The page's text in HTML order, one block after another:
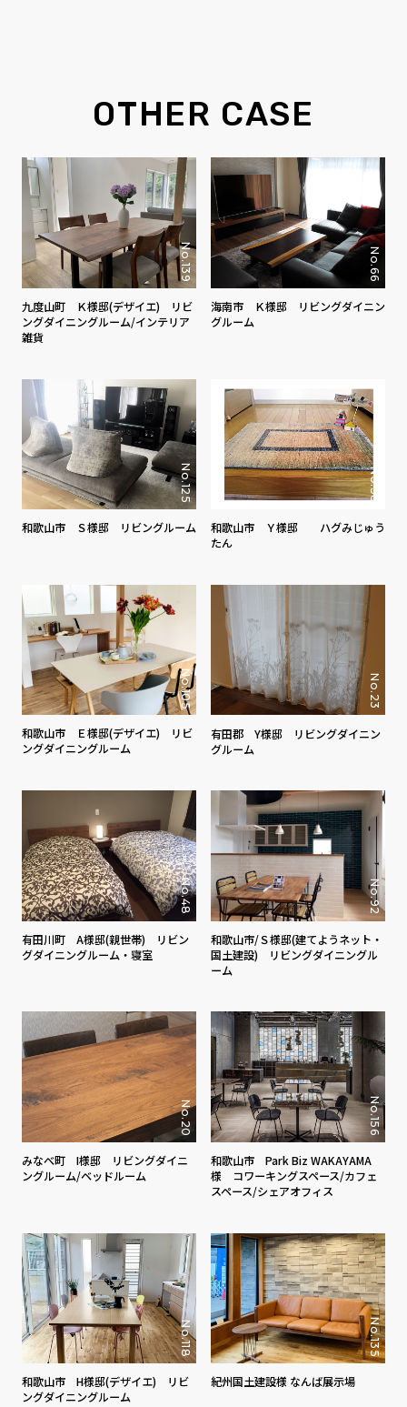
OTHER CASE
No.139
九度山町 Ｋ様邸(デザイエ) リビ
ングダイニングルーム/インテリア
雑貨
No.66
海南市 Ｋ様邸 リビングダイニン
グルーム
No.125
和歌山市 Ｓ様邸 リビングルーム
No.58
和歌山市 Ｙ様邸 ハグみじゅう
たん
No.105
和歌山市 Ｅ様邸(デザイエ) リビ
ングダイニングルーム
No.23
有田郡 Y様邸 リビングダイニン
グルーム
No.48
有田川町 A様邸(親世帯) リビン
グダイニングルーム・寝室
No.92
和歌山市/Ｓ様邸(建てようネット・
国土建設) リビングダイニングル
ーム
No.20
みなべ町 I様邸 リビングダイニ
ングルーム/ベッドルーム
No.156
和歌山市 Park Biz WAKAYAMA
様 コワーキングスペース/カフェ
スペース/シェアオフィス
No.118
和歌山市 H様邸(デザイエ) リビ
ングダイニングルーム
No.135
紀州国土建設様 なんば展示場